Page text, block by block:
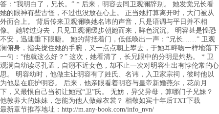
答：“我明白了，兄长。” * 后来，明容去同卫观澜辞别。 她发觉兄长看
她的眼神有些古怪，不过也没放在心上。 正当她打算离开时，大门被从
外面合上。 背后传来卫观澜唤她名讳的声音，只是语调与平日并不相
像。 她转过身去，只见卫观澜缓步朝她而来，眸色沉沉。 明容甚是惶恐
不安，迅速垂下眼睫。 她的背抵着门，低低唤出一声：“兄长……” 卫观
澜俯身，指尖拢住她的手腕，又一点点朝上攀去，于她耳畔吻一样地落下
一句：“他就这么好？” 这次，她看清了，长兄眼中的分明是灼热。 * 卫
观澜自幼读尽孔孟，自诩不近女色，却不止一次对明容生出有悖伦常的心
思。 明容幼时，他做主让明容有了姓氏、名讳，入卫家宗祠，彼时他以
为他是在庇护明容。 后来，他亲眼看着明容与皇帝新婚燕尔，花前月
下，又最恨自己当初让她冠“卫”氏。 无妨，异父异母，算哪门子兄妹？
他教养大的妹妹，怎能为他人做嫁衣裳？ 相敬如宾十年后TXT下载
最新章节推荐地址：http://m.any-book.com/info_nvn/